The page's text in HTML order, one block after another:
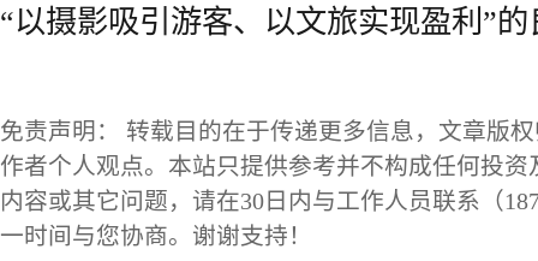
“以摄影吸引游客、以文旅实现盈利”
免责声明： 转载目的在于传递更多信息，文章版
作者个人观点。本站只提供参考并不构成任何投
内容或其它问题，请在30日内与工作人员联系（
一时间与您协商。谢谢支持！